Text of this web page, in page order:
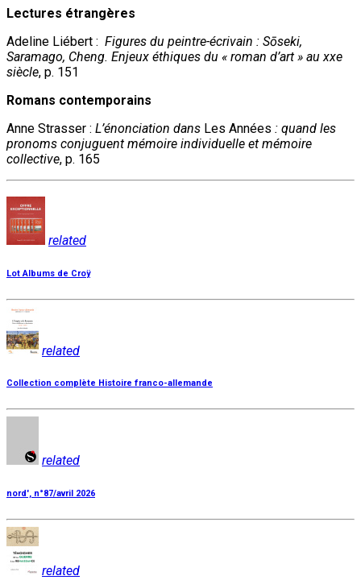
Lectures étrangères
Adeline Liébert : Figures du peintre-écrivain : Sōseki,
Saramago, Cheng. Enjeux éthiques du « roman d’art » au xxe
siècle, p. 151
Romans contemporains
Anne Strasser : L’énonciation dans Les Années : quand les
pronoms conjuguent mémoire individuelle et mémoire
collective, p. 165
related
Lot Albums de Croÿ
related
Collection complète Histoire franco-allemande
related
nord', n°87/avril 2026
related